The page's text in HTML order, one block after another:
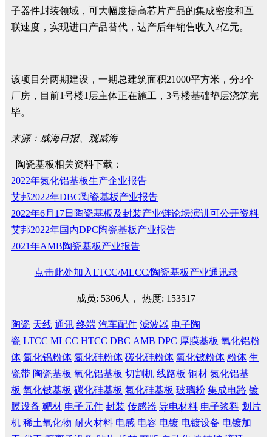
子器件封装领域，可大幅度提高芯片产品的集成密度和互
联速度，实现进口产品替代，达产后年销售收入2亿元。
该项目分两期建设，一期总建筑面积21000平方米，分3个
厂房，目前1号楼1层主体正在施工，3号楼基础垫层浇筑完
毕。
来源：威海日报、观威海
陶瓷基板相关资料下载：
2022年氮化铝基板生产企业报告
艾邦2022年DBC陶瓷基板产业报告
2022年6月17日陶瓷基板及封装产业链论坛演讲可公开资料
艾邦2022年国内DPC陶瓷基板产业报告
2021年AMB陶瓷基板产业报告
点击此处加入LTCC/MLCC/陶瓷基板产业通讯录
成员: 5306人， 热度: 153517
陶瓷 天线 通讯 终端 汽车配件 滤波器 电子陶
瓷 LTCC MLCC HTCC DBC AMB DPC 厚膜基板 氧化铝粉
体 氮化铝粉体 氮化硅粉体 碳化硅粉体 氧化铍粉体 粉体 生
瓷带 陶瓷基板 氧化铝基板 切割机 线路板 铜材 氮化铝基
板 氧化铍基板 碳化硅基板 氮化硅基板 玻璃粉 集成电路 镀
膜设备 靶材 电子元件 封装 传感器 导电材料 电子浆料 划片
机 稀土氧化物 耐火材料 电感 电容 电镀 电镀设备 电镀加